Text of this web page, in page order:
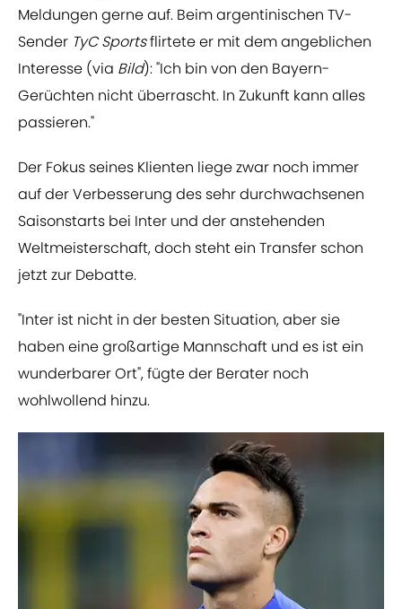
Meldungen gerne auf. Beim argentinischen TV-
Sender TyC Sportsflirtete er mit dem angeblichen
Interesse (via Bild): "Ich bin von den Bayern-
Gerüchten nicht überrascht. In Zukunft kann alles
passieren."
Der Fokus seines Klienten liege zwar noch immer
auf der Verbesserung des sehr durchwachsenen
Saisonstarts bei Inter und der anstehenden
Weltmeisterschaft, doch steht ein Transfer schon
jetzt zur Debatte.
"Inter ist nicht in der besten Situation, aber sie
haben eine großartige Mannschaft und es ist ein
wunderbarer Ort", fügte der Berater noch
wohlwollend hinzu.